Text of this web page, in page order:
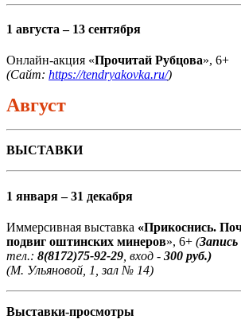
1 августа – 13 сентября
Онлайн-акция «Прочитай Рубцова», 6+
(Сайт: https://tendryakovka.ru/)
Август
ВЫСТАВКИ
1 января – 31 декабря
Иммерсивная выставка «Прикоснись.
подвиг оштинских минеров», 6+ (Запись
тел.: 8(8172)75-92-29 , вход - 300 руб.)
(М. Ульяновой, 1, зал № 14)
Выставки-просмотры